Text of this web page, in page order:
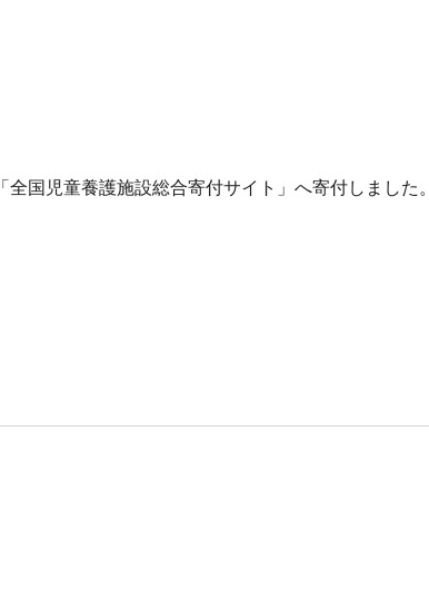
「全国児童養護施設総合寄付サイト」へ寄付しました。